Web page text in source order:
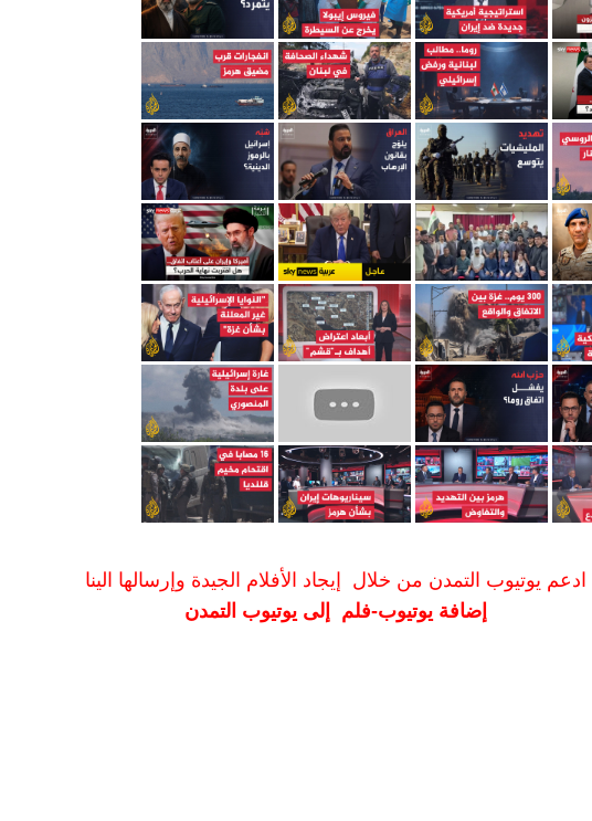
ادعم يوتيوب التمدن من خلال إيجاد الأفلام الجيدة وإرسالها الينا
إضافة يوتيوب-فلم إلى يوتيوب التمدن